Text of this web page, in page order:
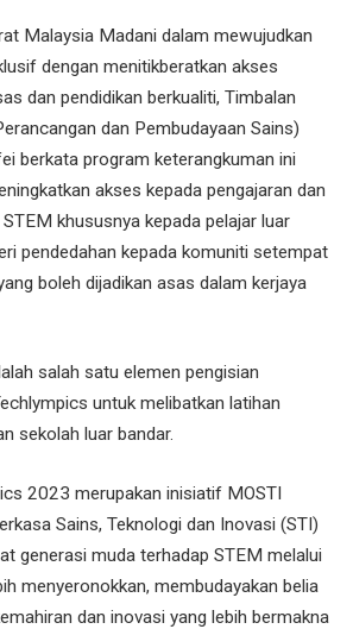
Malaysia Madani dalam mewujudkan
dengan menitikberatkan akses
dan pendidikan berkualiti, Timbalan
dan Pembudayaan Sains)
berkata program keterangkuman ini
akses kepada pengajaran dan
khususnya kepada pelajar luar
pendedahan kepada komuniti setempat
boleh dijadikan asas dalam kerjaya
salah satu elemen pengisian
untuk melibatkan latihan
sekolah luar bandar.
2023 merupakan inisiatif MOSTI
Sains, Teknologi dan Inovasi (STI)
generasi muda terhadap STEM melalui
menyeronokkan, membudayakan belia
dan inovasi yang lebih bermakna